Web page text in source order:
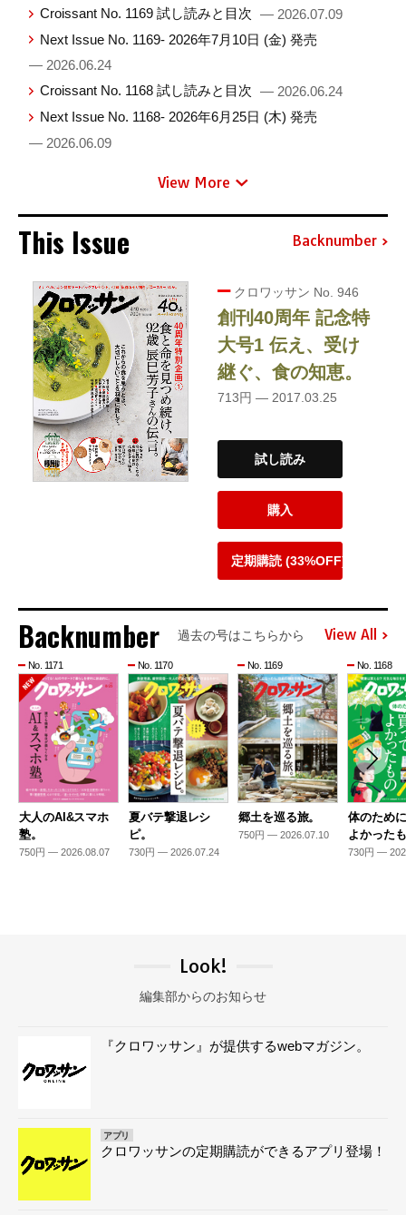
Croissant No. 1169 試し読みと目次 — 2026.07.09
Next Issue No. 1169- 2026年7月10日 (金) 発売
— 2026.06.24
Croissant No. 1168 試し読みと目次 — 2026.06.24
Next Issue No. 1168- 2026年6月25日 (木) 発売
— 2026.06.09
View More
This Issue Backnumber
クロワッサン No. 946
創刊40周年 記念特
大号1 伝え、受け
継ぐ、食の知恵。
713円 — 2017.03.25
試し読み
購入
定期購読 (33%OFF)
Backnumber 過去の号はこちらから View All
No. 1171
大人のAI&スマホ
塾。
750円 — 2026.08.07
No. 1170
夏バテ撃退レシ
ピ。
730円 — 2026.07.24
No. 1169
郷土を巡る旅。
750円 — 2026.07.10
No. 1168
体のため
よかった
730円 —
Look!
編集部からのお知らせ
『クロワッサン』が提供するwebマガジン。
アプリ
クロワッサンの定期購読ができるアプリ登場！